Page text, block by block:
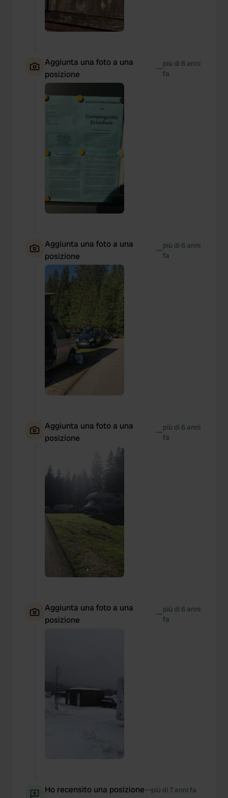
Aggiunta una foto a una
posizione
—più di 6 anni
fa
Aggiunta una foto a una
posizione
—più di 6 anni
fa
Aggiunta una foto a una
posizione
—più di 6 anni
fa
Aggiunta una foto a una
posizione
—più di 6 anni
fa
Ho recensito una posizione—più di 7 anni fa